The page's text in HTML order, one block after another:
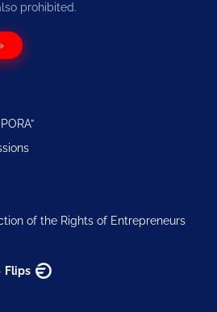
prohibited.
of the Rights of Entrepreneurs
Flips